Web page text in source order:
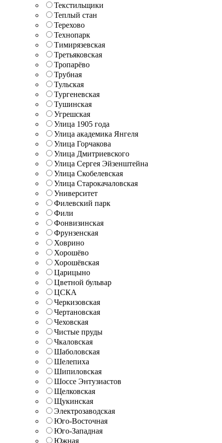
Текстильщики
Теплый стан
Терехово
Технопарк
Тимирязевская
Третьяковская
Тропарёво
Трубная
Тульская
Тургеневская
Тушинская
Угрешская
Улица 1905 года
Улица академика Янгеля
Улица Горчакова
Улица Дмитриевского
Улица Сергея Эйзенштейна
Улица Скобелевская
Улица Старокачаловская
Университет
Филевский парк
Фили
Фонвизинская
Фрунзенская
Ховрино
Хорошёво
Хорошёвская
Царицыно
Цветной бульвар
ЦСКА
Черкизовская
Чертановская
Чеховская
Чистые пруды
Чкаловская
Шаболовская
Шелепиха
Шипиловская
Шоссе Энтузиастов
Щелковская
Щукинская
Электрозаводская
Юго-Восточная
Юго-Западная
Южная